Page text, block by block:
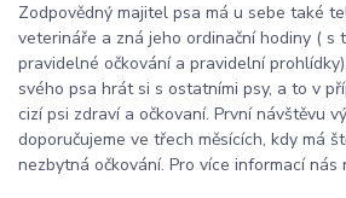
Zodpovědný majitel psa má u sebe také
veterináře a zná jeho ordinační hodiny ( s
pravidelné očkování a pravidelní
svého psa hrát si s ostatními psy, a to v
cizí psi zdraví a očkovaní. První návštěvu
doporučujeme ve třech měsících, kdy má
nezbytná očkování. Pro více informací